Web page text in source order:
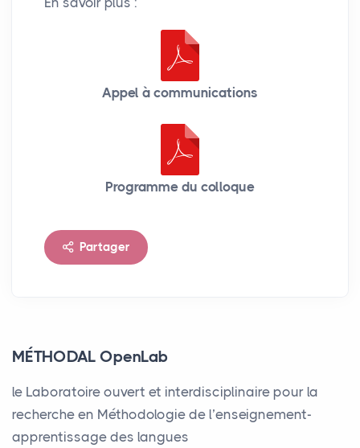
Appel à communications
Programme du colloque
Partager
MÉTHODAL OpenLab
le Laboratoire ouvert et interdisciplinaire pour la
recherche en Méthodologie de l’enseignement-
apprentissage des langues